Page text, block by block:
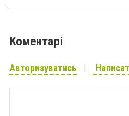
Коментарі
Авторизуватись